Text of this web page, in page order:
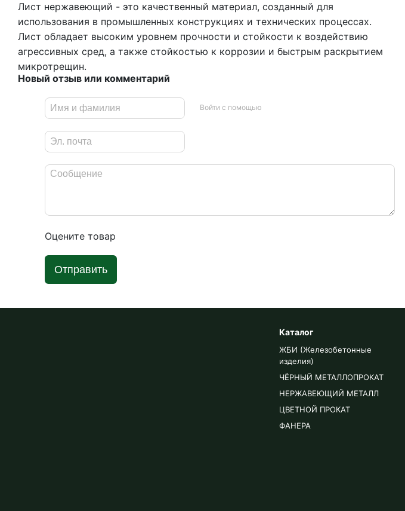
Лист нержавеющий - это качественный материал, созданный для
использования в промышленных конструкциях и технических процессах.
Лист обладает высоким уровнем прочности и стойкости к воздействию
агрессивных сред, а также стойкостью к коррозии и быстрым раскрытием
микротрещин.
Новый отзыв или комментарий
Войти с помощью
Оцените товар
Отправить
Каталог
ЖБИ (Железобетонные
изделия)
ЧЁРНЫЙ МЕТАЛЛОПРОКАТ
НЕРЖАВЕЮЩИЙ МЕТАЛЛ
ЦВЕТНОЙ ПРОКАТ
ФАНЕРА